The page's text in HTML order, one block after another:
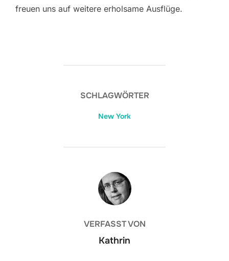
freuen uns auf weitere erholsame Ausflüge.
SCHLAGWÖRTER
New York
BEITRAGSAUTOR
VERFASST VON
Kathrin